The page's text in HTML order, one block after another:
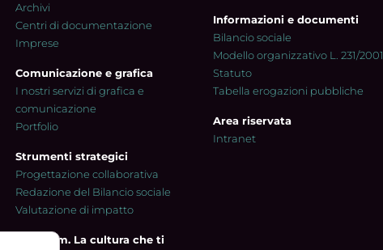
Archivi
Centri di documentazione
Imprese
Comunicazione e grafica
I nostri servizi di grafica e
comunicazione
Portfolio
Strumenti strategici
Progettazione collaborativa
Redazione del Bilancio sociale
Valutazione di impatto
Tam-Tam. La cultura che ti
Informazioni e documenti
Bilancio sociale
Modello organizzativo L. 231/2001
Statuto
Tabella erogazioni pubbliche
Area riservata
Intranet